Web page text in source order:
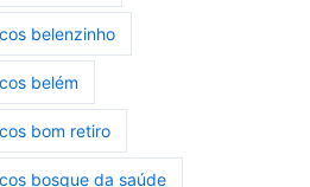
belenzinho
belém
bom retiro
bosque da saúde